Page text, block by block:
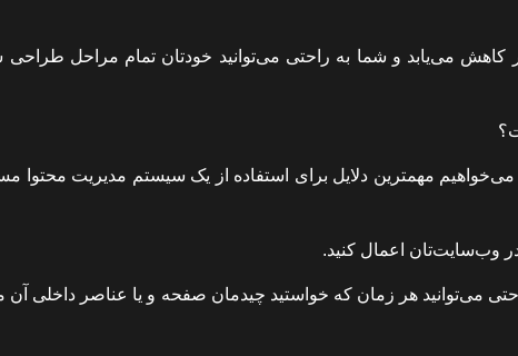
کاهش می‌یابد و شما به راحتی می‌توانید خودتان تمام مراحل طراحی
می‌خواهیم مهمترین دلایل برای استفاده از یک سیستم مدیریت محتوا
در وب‌سایت‌تان اعمال کنید.
می‌توانید هر زمان که خواستید چیدمان صفحه و یا عناصر داخلی آن